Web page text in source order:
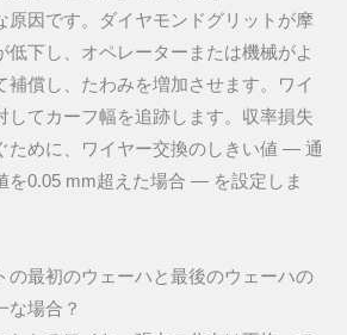
原因です。ダイヤモンドグリットが摩
低下し、オペレーターまたは機械がよ
補償し、たわみを増加させます。ワイ
してカーフ幅を追跡します。収率損失
ために、ワイヤー交換のしきい値 — 通
を0.05 mm超えた場合 — を設定しま
の最初のウェーハと最後のウェーハの
な場合？